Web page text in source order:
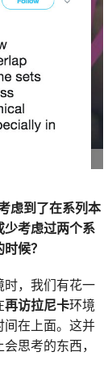
虑到了在系列本
少考虑过两个系
候？
时，我们有花一
再访拉尼卡环境
间在上面。这并
思考的东西，